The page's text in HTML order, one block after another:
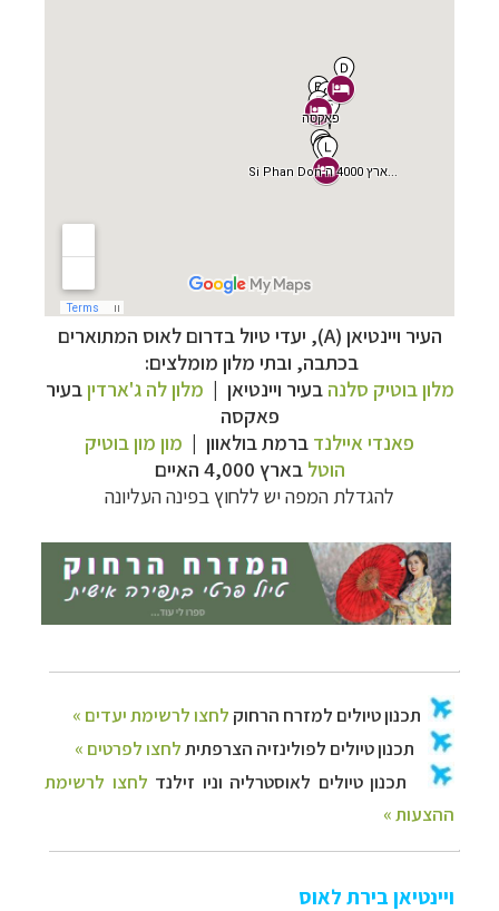
העיר ויינטיאן (A),
יעדי טיול בדרום לאוס המתוארים
בכתבה, ובתי מלון מומלצים:
מלון בוטיק סלנה בעיר ויינטיאן | מלון לה ג'ארדיןבעיר
פאקסה
פאנדי איילנד ברמת בולאוון | מון מון בוטיק
הוטל בארץ 4,000 האיים
להגדלת המפה יש ללחוץ בפינה העליונה
תכנוןטיולים למזרח הרחוקלחצו לרשימת יעדים »
טיולים לפולינזיה הצרפתית
תכנוןטיולים לאוסטרליה וניו זילנד לחצו לרשימת
ההצעות »
ויינטיאן בירת לאוס